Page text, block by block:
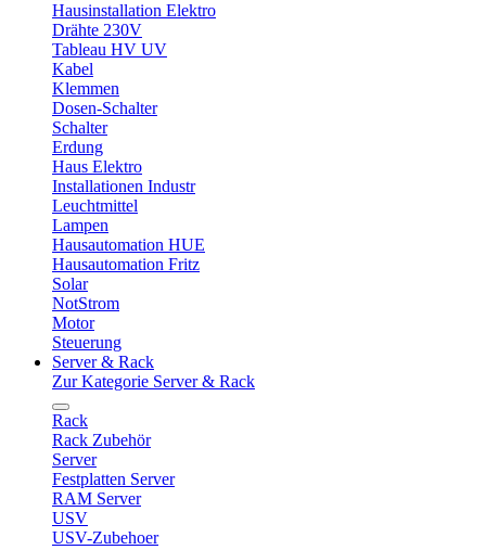
Hausinstallation Elektro
Drähte 230V
Tableau HV UV
Kabel
Klemmen
Dosen-Schalter
Schalter
Erdung
Haus Elektro
Installationen Industr
Leuchtmittel
Lampen
Hausautomation HUE
Hausautomation Fritz
Solar
NotStrom
Motor
Steuerung
Server & Rack
Zur Kategorie Server & Rack
Rack
Rack Zubehör
Server
Festplatten Server
RAM Server
USV
USV-Zubehoer